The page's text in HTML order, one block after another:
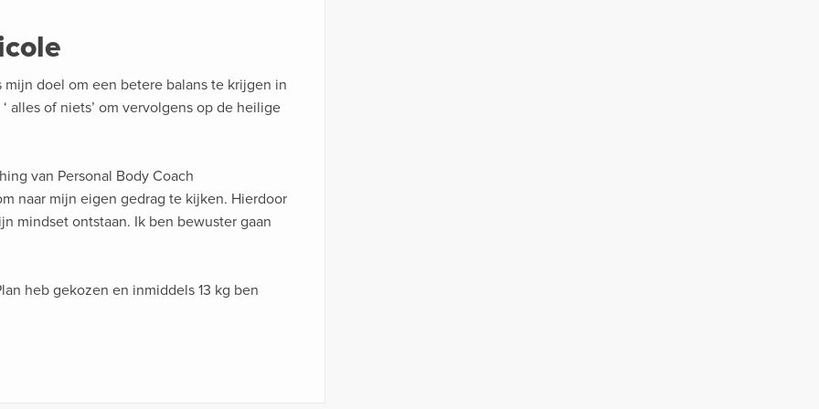
mijn doel om een betere balans te krijgen in
alles of niets’ om vervolgens op de heilige
van Personal Body Coach
naar mijn eigen gedrag te kijken. Hierdoor
mindset ontstaan. Ik ben bewuster gaan
heb gekozen en inmiddels 13 kg ben